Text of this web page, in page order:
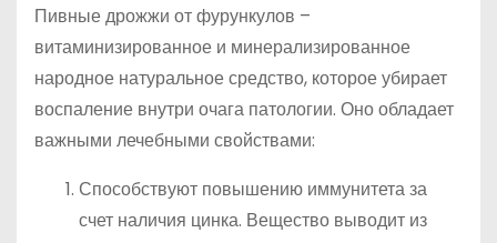
Пивные дрожжи от фурункулов –
витаминизированное и минерализированное
народное натуральное средство, которое убирает
воспаление внутри очага патологии. Оно обладает
важными лечебными свойствами:
Способствуют повышению иммунитета за
счет наличия цинка. Вещество выводит из